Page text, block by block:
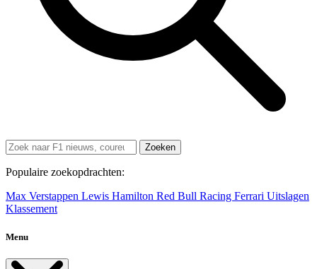
Zoeken
Populaire zoekopdrachten:
Max Verstappen Lewis Hamilton Red Bull Racing Ferrari Uitslagen
Klassement
Menu